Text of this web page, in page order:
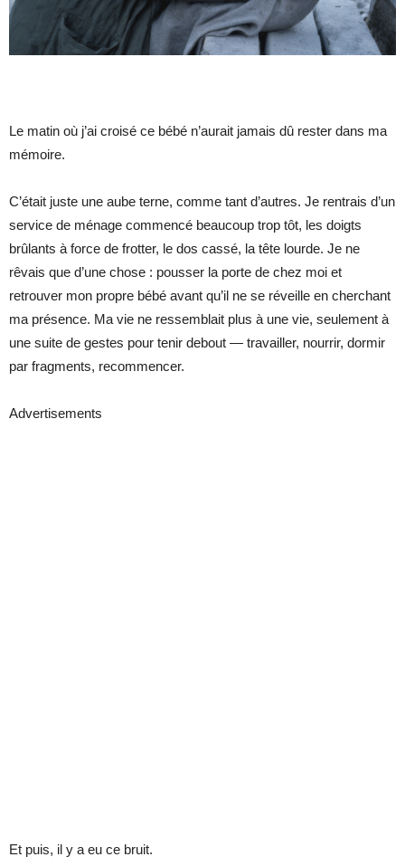
Le matin où j’ai croisé ce bébé n’aurait jamais dû rester dans ma
mémoire.
C’était juste une aube terne, comme tant d’autres. Je rentrais d’un
service de ménage commencé beaucoup trop tôt, les doigts
brûlants à force de frotter, le dos cassé, la tête lourde. Je ne
rêvais que d’une chose : pousser la porte de chez moi et
retrouver mon propre bébé avant qu’il ne se réveille en cherchant
ma présence. Ma vie ne ressemblait plus à une vie, seulement à
une suite de gestes pour tenir debout — travailler, nourrir, dormir
par fragments, recommencer.
Advertisements
Et puis, il y a eu ce bruit.